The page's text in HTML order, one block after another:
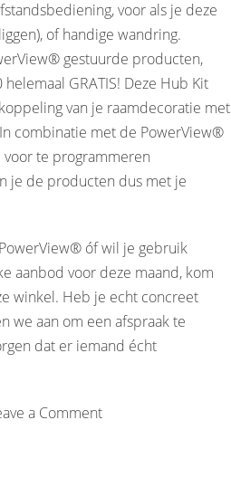
voor als je deze
of handige wandring.
gestuurde producten,
GRATIS! Deze Hub Kit
van je raamdecoratie met
combinatie met de PowerView®
te programmeren
je de producten dus met je
óf wil je gebruik
aanbod voor deze maand, kom
winkel. Heb je echt concreet
we aan om een afspraak te
dat er iemand écht
a Commenton